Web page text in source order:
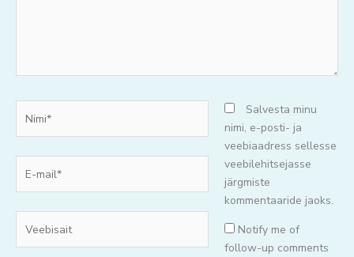
mail*
Salvesta minu
nimi, e-posti- ja
veebiaadress sellesse
veebilehitsejasse
järgmiste
kommentaaride jaoks.
Notify me of
follow-up comments